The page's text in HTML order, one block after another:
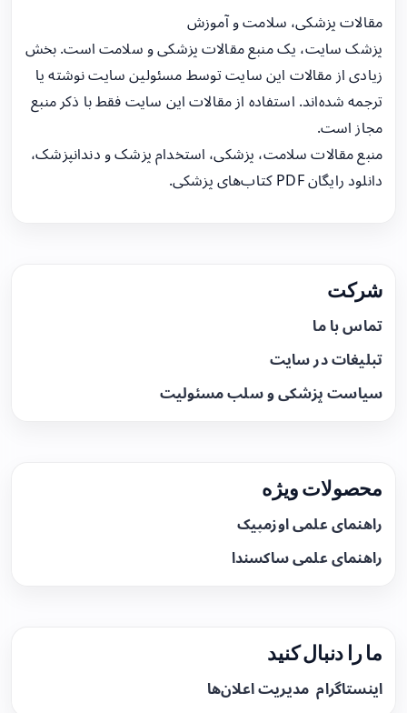
مقالات پزشکی، سلامت و آموزش
پزشک سایت، یک منبع مقالات پزشکی و سلامت است. بخش
زیادی از مقالات این سایت توسط مسئولین سایت نوشته یا
ترجمه شده‌اند. استفاده از مقالات این سایت فقط با ذکر منبع
مجاز است.
منبع مقالات سلامت، پزشکی، استخدام پزشک و دندانپزشک،
دانلود رایگان PDF کتاب‌های پزشکی.
شرکت
تماس با ما
تبلیغات در سایت
سیاست پزشکی و سلب مسئولیت
محصولات ویژه
راهنمای علمی اوزمپیک
راهنمای علمی ساکسندا
ما را دنبال کنید
اینستاگرام مدیریت اعلان‌ها